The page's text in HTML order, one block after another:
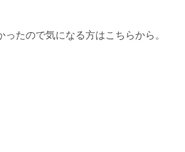
たので気になる方はこちらから。